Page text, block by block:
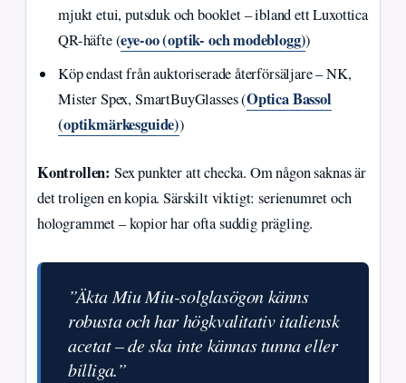
mjukt etui, putsduk och booklet – ibland ett Luxottica
QR-häfte (eye-oo (optik- och modeblogg))
Köp endast från auktoriserade återförsäljare – NK,
Mister Spex, SmartBuyGlasses (Optica Bassol
(optikmärkesguide))
Kontrollen: Sex punkter att checka. Om någon saknas är
det troligen en kopia. Särskilt viktigt: serienumret och
hologrammet – kopior har ofta suddig prägling.
”Äkta Miu Miu-solglasögon känns
robusta och har högkvalitativ italiensk
acetat – de ska inte kännas tunna eller
billiga.”